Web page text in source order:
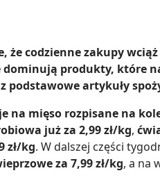
że codzienne zakupy
dominują produkty, które
podstawowe artykuły
na mięso rozpisane na
już za 2,99 zł/kg,
zł/kg. W dalszej części
za 7,99 zł/kg, a na